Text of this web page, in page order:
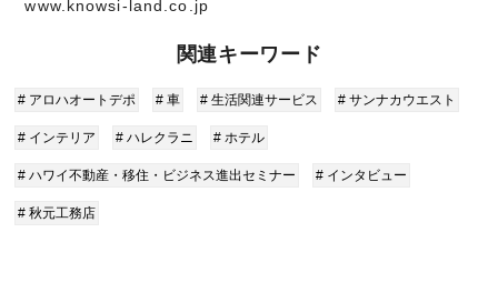
www.knowsi-land.co.jp
関連キーワード
# アロハオートデポ # 車 # 生活関連サービス # サンナカウエスト
# インテリア # ハレクラニ # ホテル
# ハワイ不動産・移住・ビジネス進出セミナー # インタビュー
# 秋元工務店